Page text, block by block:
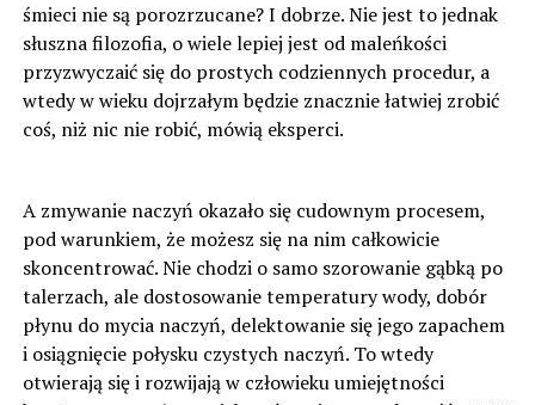
śmieci nie są porozrzucane? I dobrze. Nie jest to jednak
słuszna filozofia, o wiele lepiej jest od maleńkości
przyzwyczaić się do prostych codziennych procedur, a
wtedy w wieku dojrzałym będzie znacznie łatwiej zrobić
coś, niż nic nie robić, mówią eksperci.
A zmywanie naczyń okazało się cudownym procesem,
pod warunkiem, że możesz się na nim całkowicie
skoncentrować. Nie chodzi o samo szorowanie gąbką po
talerzach, ale dostosowanie temperatury wody, dobór
płynu do mycia naczyń, delektowanie się jego zapachem
i osiągnięcie połysku czystych naczyń. To wtedy
otwierają się i rozwijają w człowieku umiejętności